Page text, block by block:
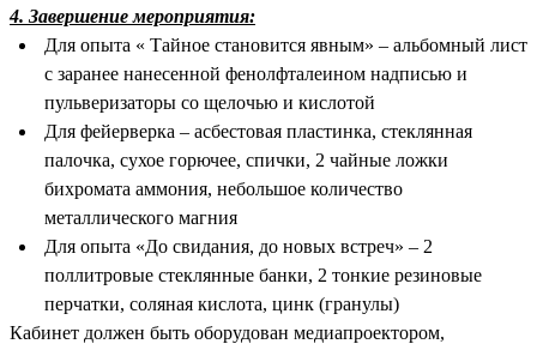
4. Завершение мероприятия:
Для опыта « Тайное становится явным» – альбомный лист
с заранее нанесенной фенолфталеином надписью и
пульверизаторы со щелочью и кислотой
Для фейерверка – асбестовая пластинка, стеклянная
палочка, сухое горючее, спички, 2 чайные ложки
бихромата аммония, небольшое количество
металлического магния
Для опыта «До свидания, до новых встреч» – 2
поллитровые стеклянные банки, 2 тонкие резиновые
перчатки, соляная кислота, цинк (гранулы)
Кабинет должен быть оборудован медиапроектором,